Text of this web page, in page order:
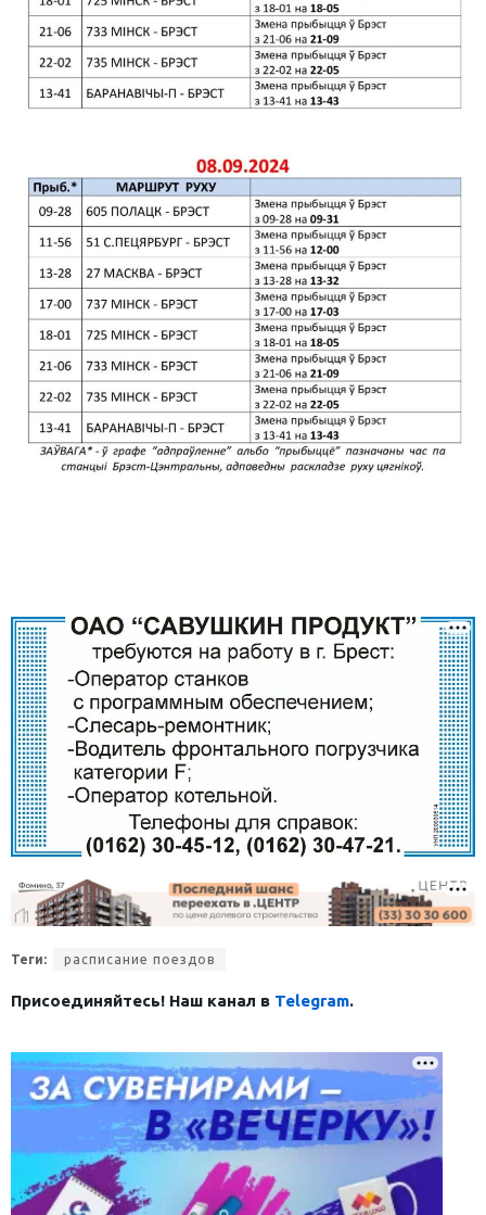
Теги: расписание поездов
Присоединяйтесь! Наш канал в Telegram.